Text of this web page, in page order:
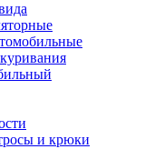
и крюки